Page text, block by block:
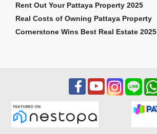
Rent Out Your Pattaya Property 2025
Real Costs of Owning Pattaya Property
Cornerstone Wins Best Real Estate 2025